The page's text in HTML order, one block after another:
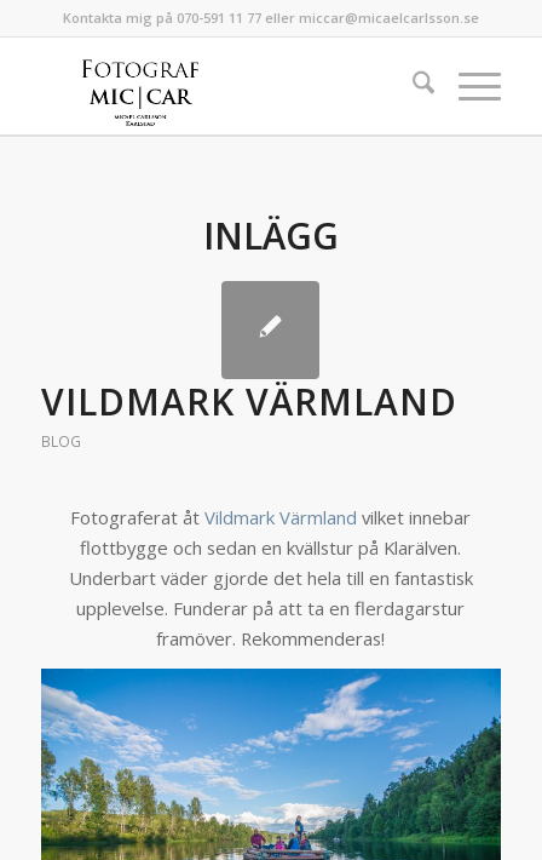
Kontakta mig på 070-591 11 77 eller miccar@micaelcarlsson.se
INLÄGG
VILDMARK VÄRMLAND
BLOG
Fotograferat åtVildmark Värmland vilket innebar
flottbygge och sedan en kvällstur på Klarälven.
Underbart väder gjorde det hela till en fantastisk
upplevelse. Funderar på att ta en flerdagarstur
framöver. Rekommenderas!